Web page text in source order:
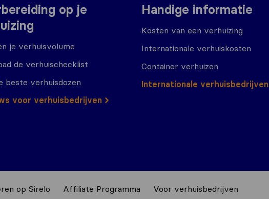
op je
je verhuisvolume
de verhuischecklist
beste verhuisdozen
voor verhuisbedrijven
Handige informatie
Kosten van een verhuizing
Internationale verhuiskosten
Container verhuizen
Internationale verhuisbedrijven
op Sirelo Affiliate Programma Voor verhuisbedrijven